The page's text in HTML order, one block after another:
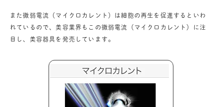
また微弱電流（マイクロカレント）は細胞の再生を促進するといわ
れているので、美容業界もこの微弱電流（マイクロカレント）に注
目し、美容器具を発売しています。